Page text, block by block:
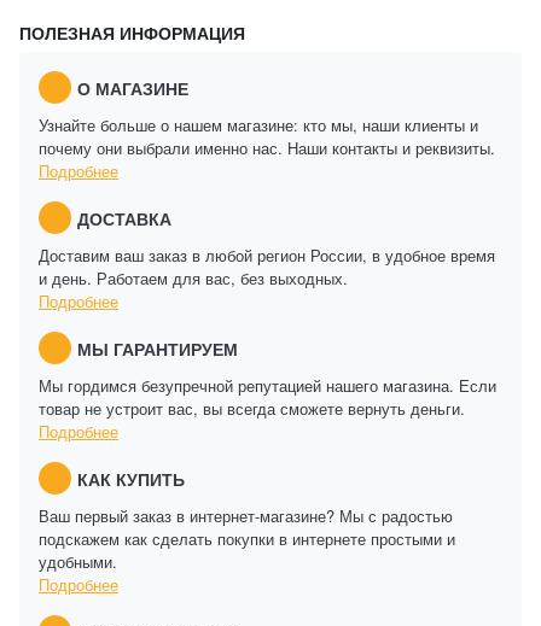
ПОЛЕЗНАЯ ИНФОРМАЦИЯ
О МАГАЗИНЕ
Узнайте больше о нашем магазине: кто мы, наши клиенты и
почему они выбрали именно нас. Наши контакты и реквизиты.
Подробнее
ДОСТАВКА
Доставим ваш заказ в любой регион России, в удобное время
и день. Работаем для вас, без выходных.
Подробнее
МЫ ГАРАНТИРУЕМ
Мы гордимся безупречной репутацией нашего магазина. Если
товар не устроит вас, вы всегда сможете вернуть деньги.
Подробнее
КАК КУПИТЬ
Ваш первый заказ в интернет-магазине? Мы с радостью
подскажем как сделать покупки в интернете простыми и
удобными.
Подробнее